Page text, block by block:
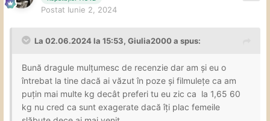
ceva minute, doar cand am intrebat-o daca face sau nu a
si reverse LOT, aici chiar am incercat o pozitie mai
fundul in madular si sprijinindu-se de coapsele mele cand
se misca, apoi am trecut prin misionar si cu ea intinsa pe
burta. Cum aveam impresia ca finalizarea e aproape, am
cerut oralul de final dar cu tot efortul ei, la sugestia mea
Postat Iunie 2, 2024
La 02.06.2024 la 15:53, Giulia2000a spus:
Bună dragule mulțumesc de recenzie dar am și eu o
întrebat la tine dacă ai văzut în poze și filmulețe ca am
puțin mai multe kg decât preferi tu eu zic ca la 1,65 60
kg nu cred ca sunt exagerate dacă îți plac femeile